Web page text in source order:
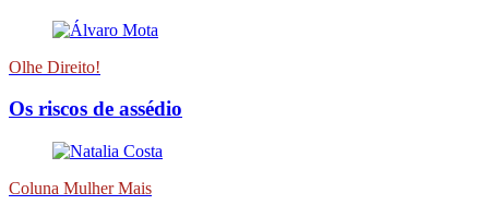
Olhe Direito!
Os riscos de assédio
Coluna Mulher Mais